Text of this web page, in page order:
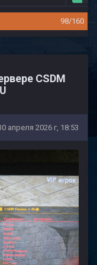
98/160
CSDM
апреля 2026 г, 18:53